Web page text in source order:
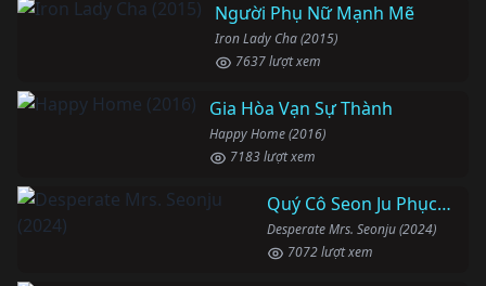
Người Phụ Nữ Mạnh Mẽ
Iron Lady Cha (2015)
7637 lượt xem
Gia Hòa Vạn Sự Thành
Happy Home (2016)
7183 lượt xem
Quý Cô Seon Ju Phục Thù
Desperate Mrs. Seonju (2024)
7072 lượt xem